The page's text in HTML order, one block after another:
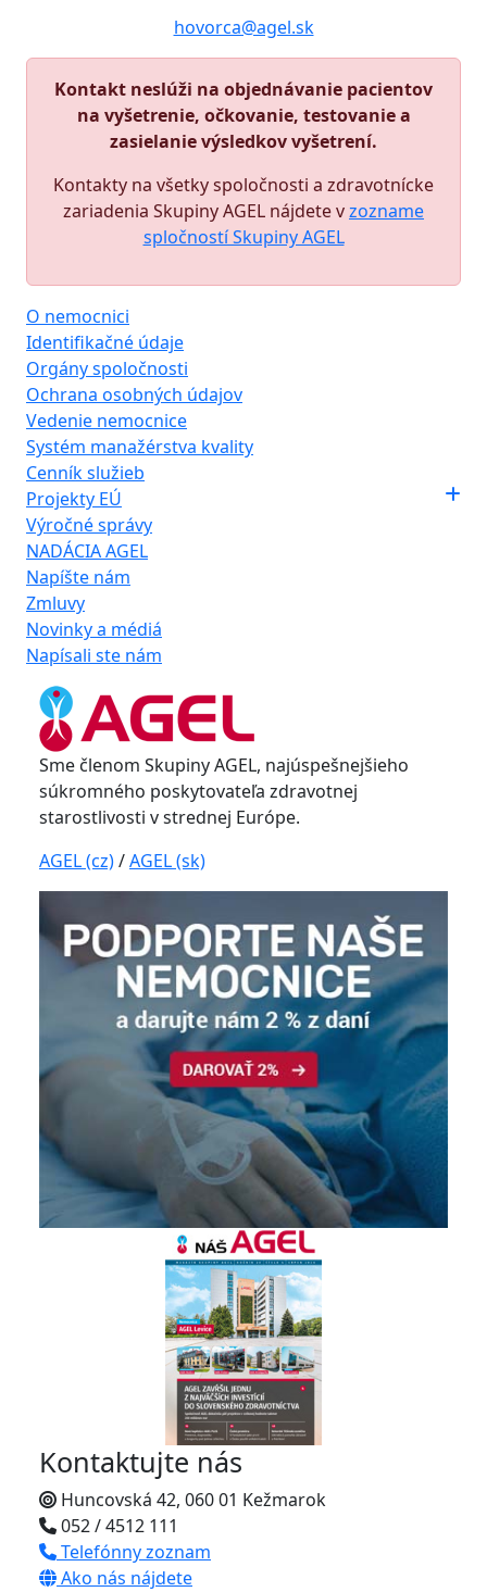
hovorca@agel.sk
Kontakt neslúži na objednávanie pacientov
na vyšetrenie, očkovanie, testovanie a
zasielanie výsledkov vyšetrení.
Kontakty na všetky spoločnosti a zdravotnícke
zariadenia Skupiny AGEL nájdete vzozname
spločností Skupiny AGEL
O nemocnici
Identifikačné údaje
Orgány spoločnosti
Ochrana osobných údajov
Vedenie nemocnice
Systém manažérstva kvality
Cenník služieb
Projekty EÚ
Výročné správy
NADÁCIA AGEL
Napíšte nám
Zmluvy
Novinky a médiá
Napísali ste nám
Sme členom Skupiny AGEL, najúspešnejšieho
súkromného poskytovateľa zdravotnej
starostlivosti v strednej Európe.
AGEL (cz)/AGEL (sk)
Kontaktujte nás
Huncovská 42, 060 01 Kežmarok
052 / 4512 111
Telefónny zoznam
Ako nás nájdete